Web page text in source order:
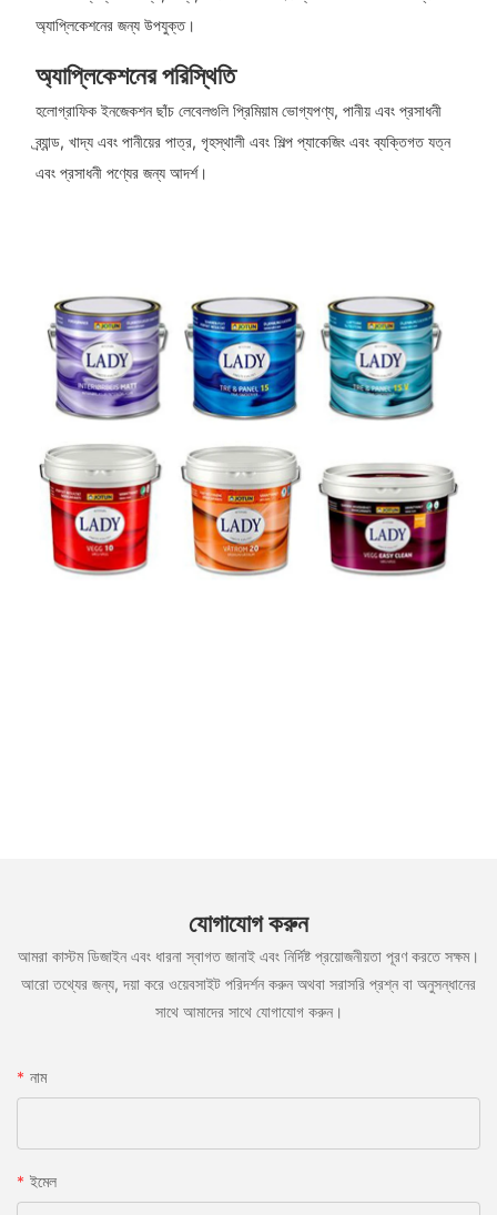
অ্যাপ্লিকেশনের জন্য উপযুক্ত।
অ্যাপ্লিকেশনের পরিস্থিতি
হলোগ্রাফিক ইনজেকশন ছাঁচ লেবেলগুলি প্রিমিয়াম ভোগ্যপণ্য, পানীয় এবং প্রসাধনী
ব্র্যান্ড, খাদ্য এবং পানীয়ের পাত্র, গৃহস্থালী এবং শিল্প প্যাকেজিং এবং ব্যক্তিগত যত্ন
এবং প্রসাধনী পণ্যের জন্য আদর্শ।
যোগাযোগ করুন
আমরা কাস্টম ডিজাইন এবং ধারনা স্বাগত জানাই এবং নির্দিষ্ট প্রয়োজনীয়তা পূরণ করতে সক্ষম।
আরো তথ্যের জন্য, দয়া করে ওয়েবসাইট পরিদর্শন করুন অথবা সরাসরি প্রশ্ন বা অনুসন্ধানের
সাথে আমাদের সাথে যোগাযোগ করুন।
নাম
ইমেল